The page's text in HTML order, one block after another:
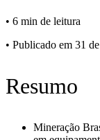
• 6 min de leitura
• Publicado em 31
Resumo
Mineração